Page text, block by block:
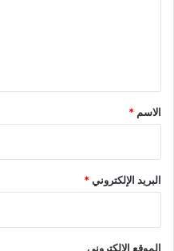
*
الاسم *
البريد الإلكتروني*
الموقع الإلكتروني